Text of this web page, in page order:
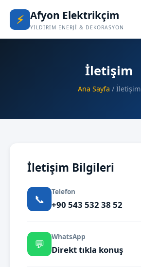
⚡ Afyon Elektrikçim
YILDIRIM ENERJİ & DEKORASYON
İletişim
Ana Sayfa / İletişim
İletişim Bilgileri
📞
Telefon
+90 543 532 38 52
💬
WhatsApp
Direkt tıkla konuş